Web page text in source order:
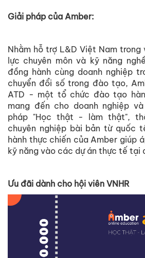
Giải pháp của Amber:
Nhằm hỗ trợ L&D Việt Nam trong
lực chuyên môn và kỹ năng
đồng hành cùng doanh nghiệp
chuyển đổi số trong đào tạo,
ATD - một tổ chức đào tạo
mang đến cho doanh nghiệp
pháp "Học thật - làm thật",
chuyên nghiệp bài bản từ quốc
hành thực chiến của Amber giúp
kỹ năng vào các dự án thực tế tại
Ưu đãi dành cho hội viên VNHR